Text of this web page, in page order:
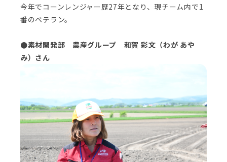
今年でコーンレンジャー歴27年となり、現チーム内で1
番のベテラン。
●素材開発部 農産グループ 和賀 彩文（わが あや
み）さん